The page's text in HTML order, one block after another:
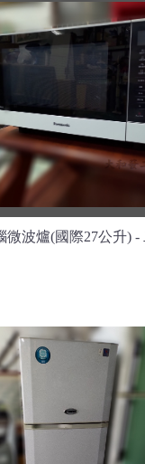
微波爐(國際27公升) -